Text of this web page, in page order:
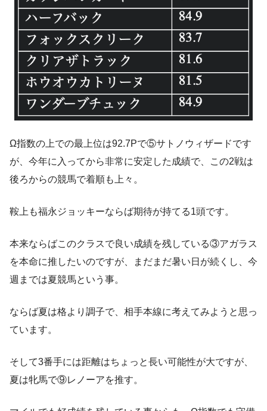
Ω指数の上での最上位は92.7Pで⑤サトノウィザードです
が、今年に入ってから非常に安定した成績で、この2戦は
後ろからの競馬で着順も上々。
鞍上も福永ジョッキーならば期待が持てる1頭です。
本来ならばこのクラスで良い成績を残している③アガラス
を本命に推したいのですが、まだまだ暑い日が続くし、今
週までは夏競馬という事。
ならば夏は格より調子で、相手本線に考えてみようと思っ
ています。
そして3番手には距離はちょっと長い可能性が大ですが、
夏は牝馬で⑨レノーアを推す。